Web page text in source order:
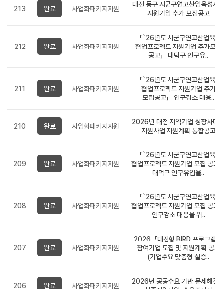
작성자,
등록일,
정보를
제공합니다.
213 완료 사업화패키지지원
대전 동구 시군구연고산업육성사
지원기업 추가 모집공고
212 완료 사업화패키지지원
「`26년도 시군구연고산업육성
협업프로젝트 지원기업 추가모집
공고」 대덕구 인구유..
211 완료 사업화패키지지원
「`26년도 시군구연고산업육성
협업프로젝트 지원기업 추가
모집공고」 인구감소 대응..
210 완료 사업화패키지지원
2026년 대전 지역기업 성장사다
지원사업 지원계획 통합공고
209 완료 사업화패키지지원
「`26년도 시군구연고산업육성
협업프로젝트 지원기업 모집 공고
대덕구 인구유입을..
208 완료 사업화패키지지원
「`26년도 시군구연고산업육성
협업프로젝트 지원기업 모집 공고
인구감소 대응을 위..
207 완료 사업화패키지지원
2026「대전형 BIRD 프로그램」
참여기업 모집 및 지원계획 공고
(기업수요 맞춤형 실증..
206 완료 사업화패키지지원
2026년 공공수요 기반 문제해결